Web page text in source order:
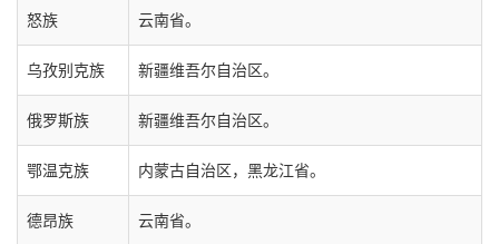
怒族 云南省。
乌孜别克族 新疆维吾尔自治区。
俄罗斯族 新疆维吾尔自治区。
鄂温克族 内蒙古自治区，黑龙江省。
德昂族 云南省。